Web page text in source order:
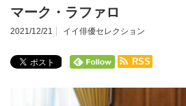
マーク・ラファロ
2021/12/21 イイ俳優セレクション
RSS